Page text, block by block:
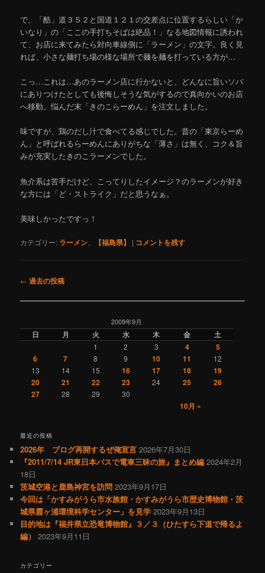
で、「酷」道３５２と国道１２１の交差点に位置するらしい「か
いなり」の「ここの手打ちそばは絶品！」なる地図情報に誘われ
て、お店に来てみたら対向車線側に「ラーメン」の文字。良く見
れば、小さな麺打ち場の様な場所で麺を麺を打っている方が…
こっ…これは…あのラーメン店に行かないと、どんなに旨いソバ
にありつけたとしても後悔しそうな気がするので真向かいのお店
へ移動。悩んだ末「きのこらーめん」を注文しました。
味ですが、鶏のだし汁で食べてる感じでした。昔の「東京らーめ
ん」と呼ばれるらーめんにありがちな「薄さ」は無く、コク＆旨
みが充実したきのこラーメンでした。
魚介系は苦手だけど、こってりしたイメージ？のラーメンが好き
な方には「ど・ストライク」だと思うなぁ。
美味しかったですっ！
カテゴリー: ラーメン 【福島県】 | コメントを残す
投
ナ
ゲ
ー
← 過去の投稿
2009年9月
日 月 火 水 木 金 土
1 2 3 4
5
6
7 8 9 10 11
12
13
14 15 16 17 18
19
20
21 22 23 24 25
26
27
28 29 30
10月 »
最近の投稿
2026年 ブログ再開するぜ俺宣言 2026年7月30日
『2011/7/14 JR東日本パスで電車三昧の旅』まとめ編 2024年2月
18日
茨城空港と鹿島神宮を訪問 2023年9月17日
今回は「かすみがうら市水族館・かすみがうら市歴史博物館・茨
城県霞ヶ浦環境科学センター」を見学 2023年9月13日
目的地は『福井県立恐竜博物館』３／３（ひたすら下道で帰るよ
編）
2023年9月11日
カテゴリー